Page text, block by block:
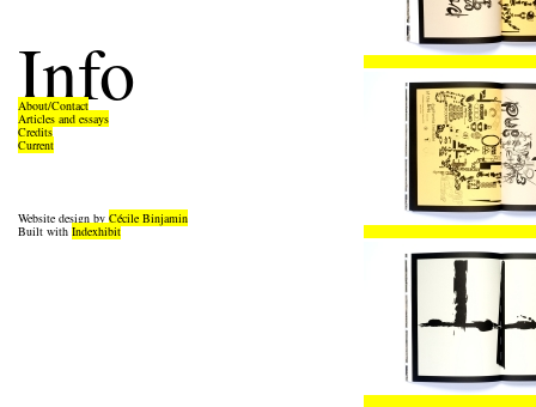
Info
About/Contact
Articles and essays
Credits
Current
Website design by Cécile Binjamin
Built with Indexhibit